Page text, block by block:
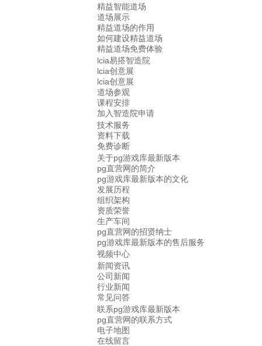
精益智能道场
道场展示
精益道场的作用
如何建设精益道场
精益道场免费体验
lcia易搭智造院
lcia创意展
lcia创意展
道场参观
课程安排
加入智造院申请
技术服务
资料下载
免费诊断
关于pg游戏库最新版本
pg直营网的简介
pg游戏库最新版本的文化
发展历程
组织架构
资质荣誉
生产车间
pg直营网的招贤纳士
pg游戏库最新版本的售后服务
视频中心
新闻资讯
公司新闻
行业新闻
常见问答
联系pg游戏库最新版本
pg直营网的联系方式
电子地图
在线留言